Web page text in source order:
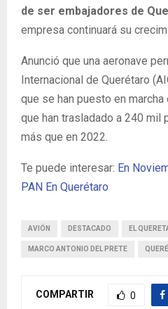
de ser embajadores de
empresa continuará su
Anunció que una aeronave
Internacional de Querétaro
que se han puesto en
que han trasladado a 240 mil
más que en 2022.
Te puede interesar: En
PAN En Querétaro
AVIÓN DESTACADO EL
MARCO ANTONIO DEL PRETE
COMPARTIR 0